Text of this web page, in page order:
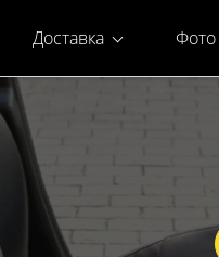
Доставка Фото